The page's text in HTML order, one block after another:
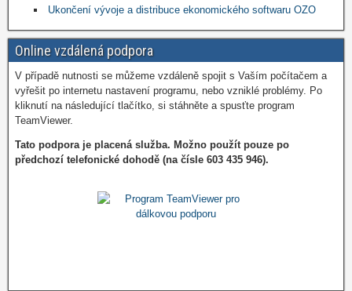
Ukončení vývoje a distribuce ekonomického softwaru OZO
Online vzdálená podpora
V případě nutnosti se můžeme vzdáleně spojit s Vaším počítačem a
vyřešit po internetu nastavení programu, nebo vzniklé problémy. Po
kliknutí na následující tlačítko, si stáhněte a spusťte program
TeamViewer.
Tato podpora je placená služba. Možno použít pouze po
předchozí telefonické dohodě (na čísle 603 435 946).